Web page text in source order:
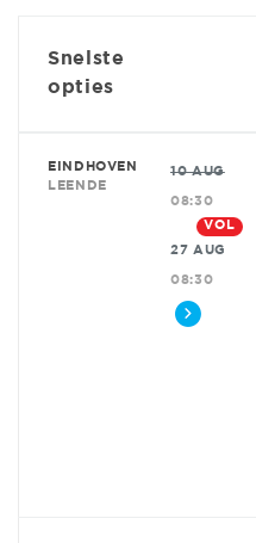
Snelste
opties
EINDHOVEN
LEENDE
10 AUG
08:30
VOL
27 AUG
08:30